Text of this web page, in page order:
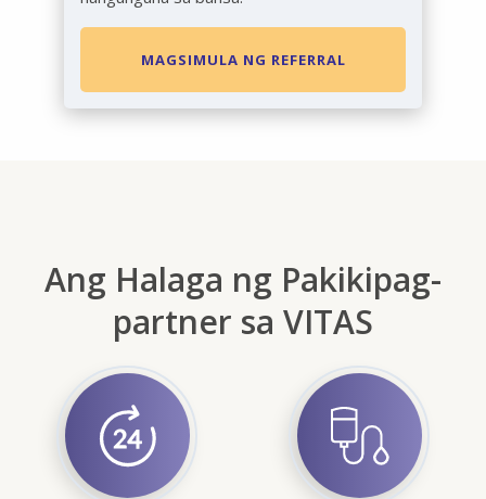
MAGSIMULA NG REFERRAL
Ang Halaga ng Pakikipag-
partner sa VITAS